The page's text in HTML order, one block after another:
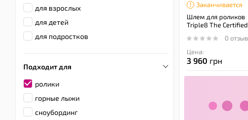
Заканчивается
Шлем для роликов
Triple8 The
0
Цена:
3 960 грн
для взрослых
для детей
для подростков
Подходит для
ролики
горные лыжи
сноубординг